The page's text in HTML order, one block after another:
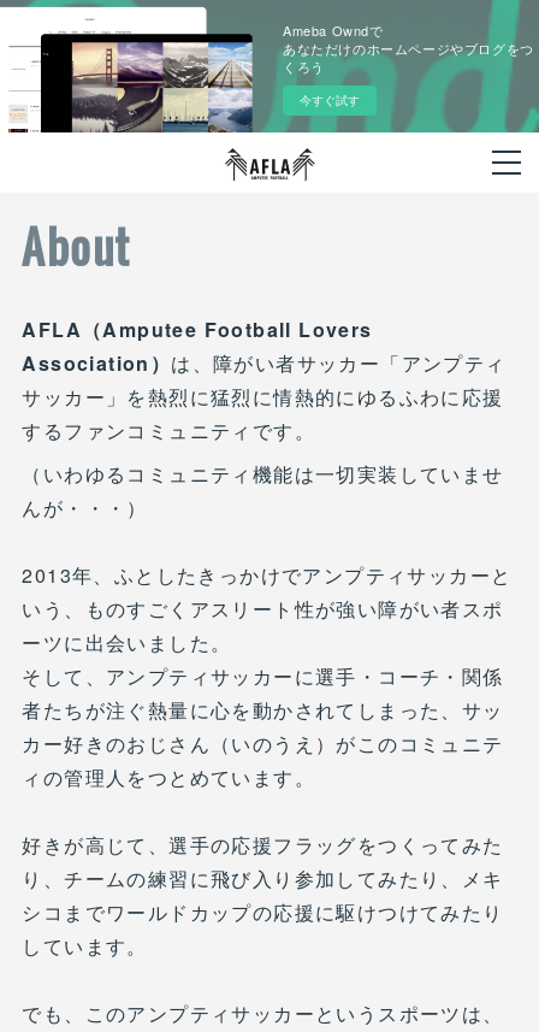
Ameba Owndで
あなただけのホームページやブログをつ
くろう
今すぐ試す
About
AFLA（Amputee Football Lovers
Association） は、障がい者サッカー「アンプティ
サッカー」を熱烈に猛烈に情熱的にゆるふわに応援
するファンコミュニティです。
（いわゆるコミュニティ機能は一切実装していませ
んが・・・）
2013年、ふとしたきっかけでアンプティサッカーと
いう、ものすごくアスリート性が強い障がい者スポ
ーツに出会いました。
そして、アンプティサッカーに選手・コーチ・関係
者たちが注ぐ熱量に心を動かされてしまった、サッ
カー好きのおじさん（いのうえ）がこのコミュニテ
ィの管理人をつとめています。
好きが高じて、選手の応援フラッグをつくってみた
り、チームの練習に飛び入り参加してみたり、メキ
シコまでワールドカップの応援に駆けつけてみたり
しています。
でも、このアンプティサッカーというスポーツは、